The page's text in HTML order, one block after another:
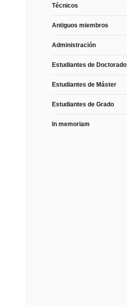
Técnicos
Antiguos miembros
Administración
Estudiantes de Doctorado
Estudiantes de Máster
Estudiantes de Grado
In memoriam